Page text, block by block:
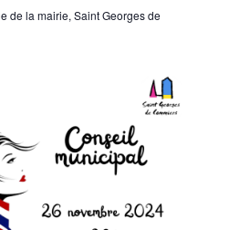
de la mairie, Saint Georges de